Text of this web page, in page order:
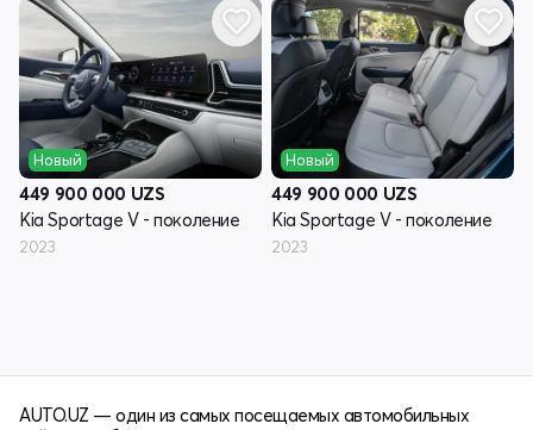
Новый
449 900 000 UZS
Kia Sportage V - поколение
2023
Новый
449 900 000 UZS
Kia Sportage V - поколение
2023
AUTO.UZ — один из самых посещаемых автомобильных